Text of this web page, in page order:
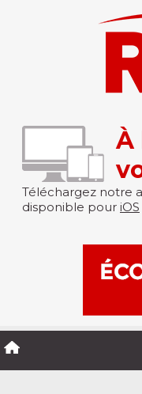
À
Téléchargez notre
disponible pour iOS